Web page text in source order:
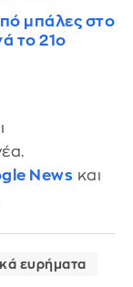
μπάλες στο
το 21ο
News και
ευρήματα